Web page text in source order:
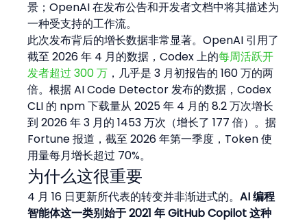
景；OpenAI 在发布公告和开发者文档中将其描述为
一种受支持的工作流。
此次发布背后的增长数据非常显著。OpenAI 引用了
截至 2026 年 4 月的数据，Codex 上的每周活跃开
发者超过 300 万 ，几乎是 3 月初报告的 160 万的两
倍。根据 AI Code Detector 发布的数据，Codex
CLI 的 npm 下载量从 2025 年 4 月的 8.2 万次增长
到 2026 年 3 月的 1453 万次（增长了 177 倍）。据
Fortune 报道，截至 2026 年第一季度，Token 使
用量每月增长超过 70%。
为什么这很重要
4 月 16 日更新所代表的转变并非渐进式的。AI 编程
智能体这一类别始于 2021 年 GitHub Copilot 这种